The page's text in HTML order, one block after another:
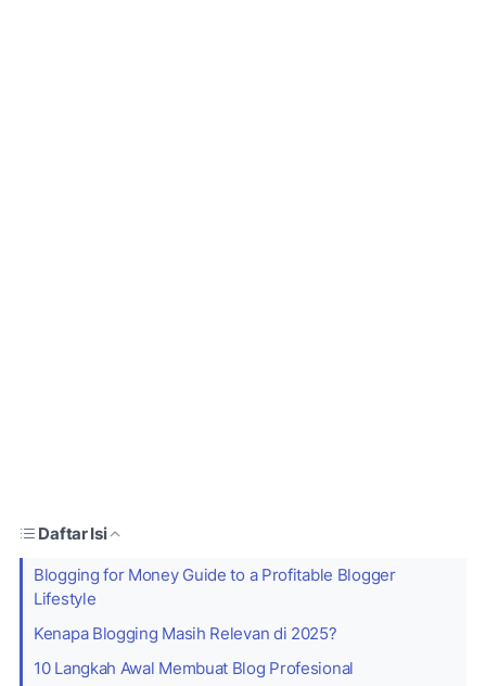
Daftar Isi
Blogging for Money Guide to a Profitable Blogger
Lifestyle
Kenapa Blogging Masih Relevan di 2025?
10 Langkah Awal Membuat Blog Profesional